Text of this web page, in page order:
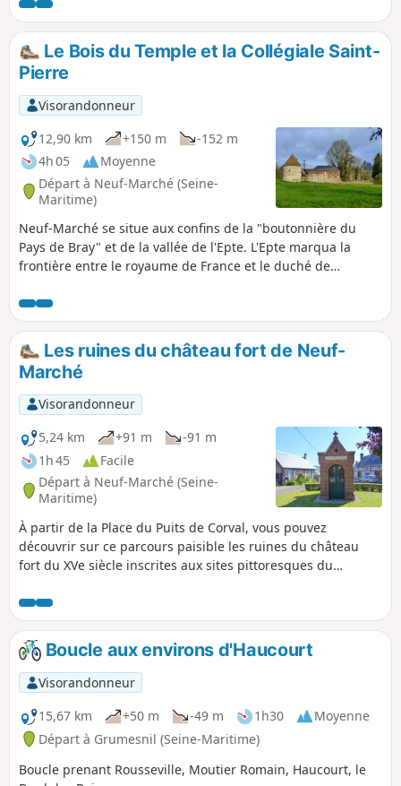
Le Bois du Temple et la Collégiale Saint-
Pierre
Visorandonneur
12,90 km
+150 m
-152 m
4h 05
Moyenne
Départ à Neuf-Marché (Seine-
Maritime)
Neuf-Marché se situe aux confins de la "boutonnière du
Pays de Bray" et de la vallée de l'Epte. L'Epte marqua la
frontière entre le royaume de France et le duché de
particulière comme en témoigne aujourd'hui la richesse de
son patrimoine.
Les ruines du château fort de Neuf-
Marché
Visorandonneur
5,24 km
+91 m
-91 m
1h 45
Facile
Départ à Neuf-Marché (Seine-
Maritime)
À partir de la Place du Puits de Corval, vous pouvez
découvrir sur ce parcours paisible les ruines du château
fort du XVe siècle inscrites aux sites pittoresques du
Boucle aux environs d'Haucourt
Visorandonneur
15,67 km
+50 m -49 m 1h30
Moyenne
Départ à Grumesnil (Seine-Maritime)
Boucle prenant Rousseville, Moutier Romain, Haucourt, le